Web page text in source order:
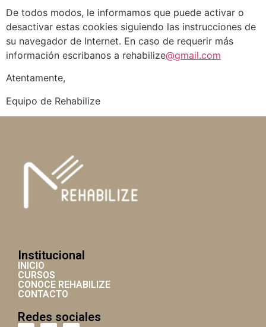
De todos modos, le informamos que puede activar o
desactivar estas cookies siguiendo las instrucciones de
su navegador de Internet. En caso de requerir más
información escribanos a rehabilize@gmail.com
Atentamente,
Equipo de Rehabilize
Institucional
INICIO
CURSOS
CONOCE REHABILIZE
CONTACTO
Redes sociales